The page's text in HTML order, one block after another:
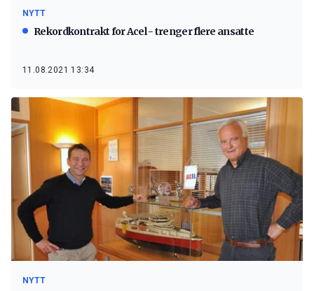
NYTT
Rekordkontrakt for Acel - trenger flere ansatte
11.08.2021 13:34
NYTT